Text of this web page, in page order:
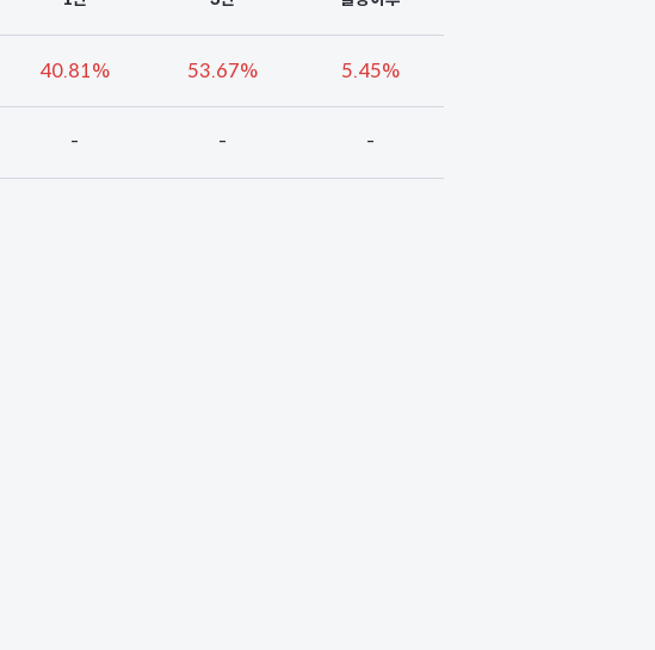
40.81% 53.67% 5.45%
- - -